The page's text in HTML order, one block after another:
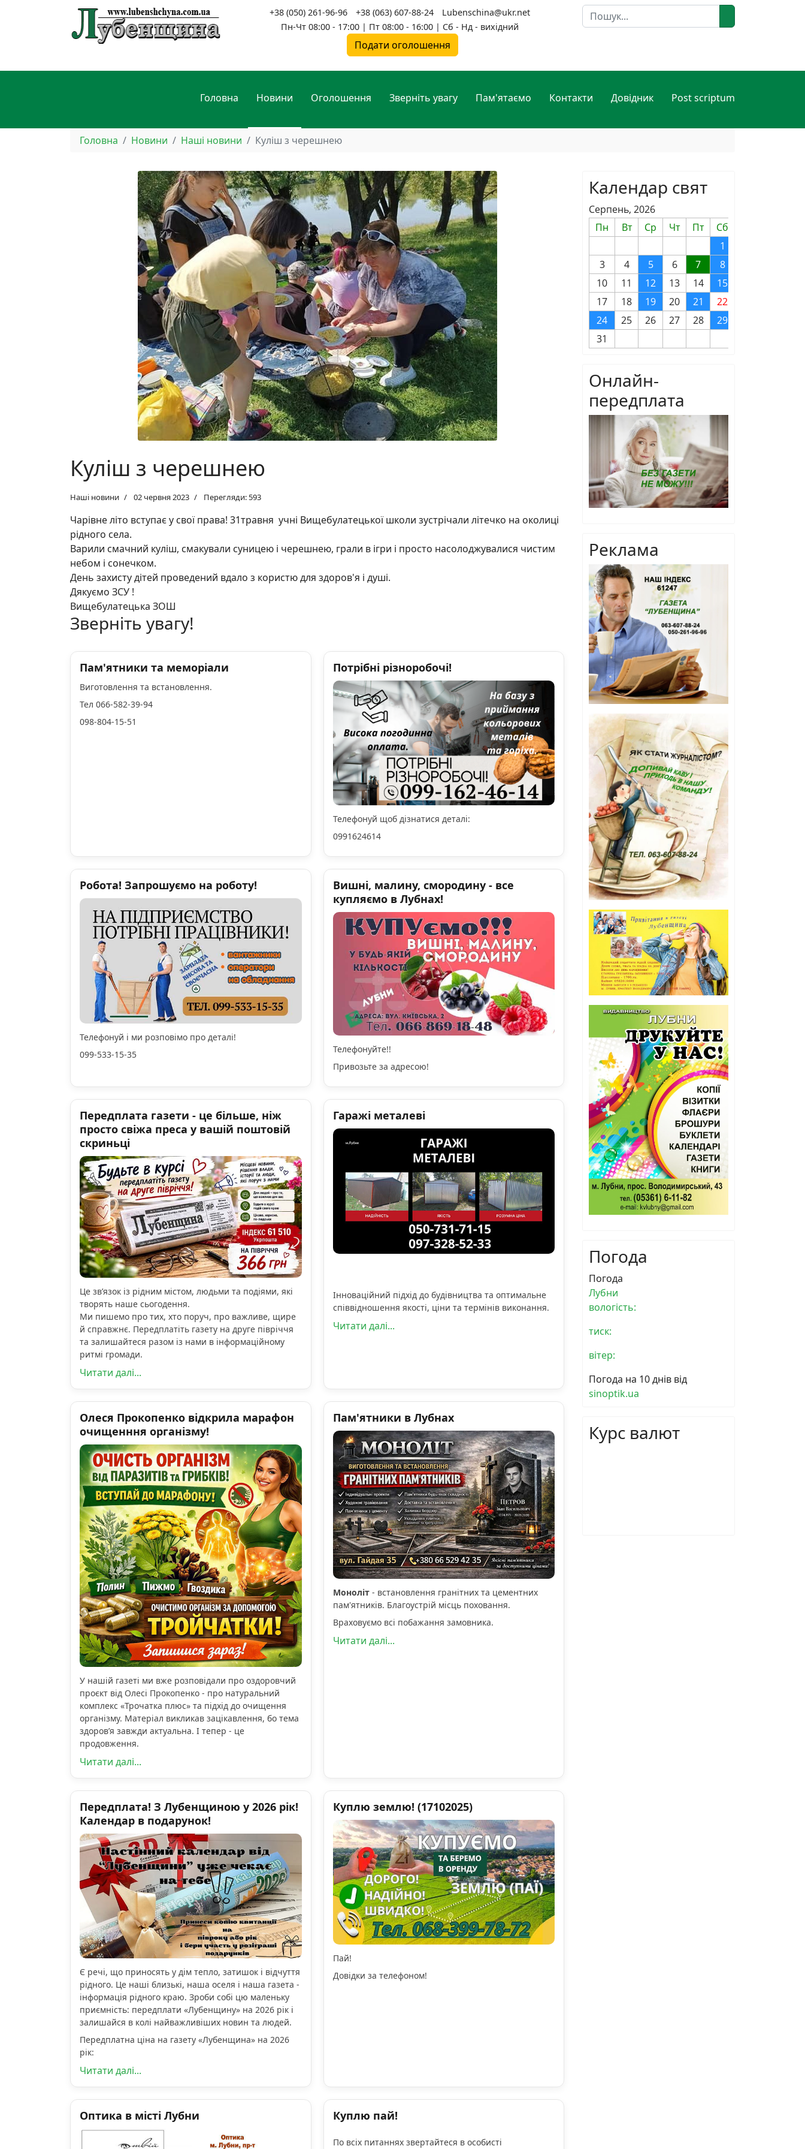
+38 (050) 261-96-96 +38 (063) 607-88-24
Lubenschina@ukr.net
Пн-Чт 08:00 - 17:00 | Пт 08:00 - 16:00 | Сб - Нд - вихідний
Подати оголошення
Пошук
Головна Новини Оголошення Зверніть увагу Пам'ятаємо Контакти Довідник Post scriptum
Головна Новини Наші новини Куліш з черешнею
Куліш з черешнею
Наші новини 02 червня 2023 Перегляди: 593
Чарівне літо вступає у свої права! 31травня учні Вищебулатецької школи зустрічали літечко на околиці
рідного села.
Варили смачний куліш, смакували суницею і черешнею, грали в ігри і просто насолоджувалися чистим
небом і сонечком.
День захисту дітей проведений вдало з користю для здоров'я і душі.
Дякуємо ЗСУ !
Вищебулатецька ЗОШ
Зверніть увагу!
Пам'ятники та меморіали
Виготовлення та встановлення.
Тел 066-582-39-94
098-804-15-51
Потрібні різноробочі!
Телефонуй щоб дізнатися деталі:
0991624614
Робота! Запрошуємо на роботу!
Телефонуй і ми розповімо про деталі!
099-533-15-35
Вишні, малину, смородину - все
купляємо в Лубнах!
Телефонуйте!!
Привозьте за адресою!
Передплата газети - це більше, ніж
просто свіжа преса у вашій поштовій
скриньці
Це зв’язок із рідним містом, людьми та подіями, які
творять наше сьогодення.
Ми пишемо про тих, хто поруч, про важливе, щире
й справжнє. Передплатіть газету на друге півріччя
та залишайтеся разом із нами в інформаційному
ритмі громади.
Читати далі...
Гаражі металеві
Інноваційний підхід до будівництва та оптимальне
співвідношення якості, ціни та термінів виконання.
Читати далі...
Олеся Прокопенко відкрила марафон
очищенння організму!
У нашій газеті ми вже розповідали про оздоровчий
проєкт від Олесі Прокопенко - про натуральний
комплекс «Трочатка плюс» та підхід до очищення
організму. Матеріал викликав зацікавлення, бо тема
здоров’я завжди актуальна. І тепер - це
продовження.
Читати далі...
Пам'ятники в Лубнах
Моноліт- встановлення гранітних та цементних
пам'ятників. Благоустрій місць поховання.
Враховуємо всі побажання замовника.
Читати далі...
Передплата! З Лубенщиною у 2026 рік!
Календар в подарунок!
Є речі, що приносять у дім тепло, затишок і відчуття
рідного. Це наші близькі, наша оселя і наша газета -
інформація рідного краю. Зроби собі цю маленьку
приємність: передплати «Лубенщину» на 2026 рік і
залишайся в колі найважливіших новин та людей.
Передплатна ціна на газету «Лубенщина» на 2026
рік:
Читати далі...
Куплю землю! (17102025)
Пай!
Довідки за телефоном!
Оптика в місті Лубни Куплю пай!
По всіх питаннях звертайтеся в особисті
Календар свят
Серпень, 2026
Пн
Вт Ср Чт Пт Сб
1
3
4 5 6 7 8
10
11 12 13 14 15
17
18 19 20 21 22
24
25 26 27 28 29
31
Онлайн-
передплата
Реклама
Погода
Погода
Лубни
вологість:
тиск:
вітер:
Погода на 10 днів від
sinoptik.ua
Курс валют